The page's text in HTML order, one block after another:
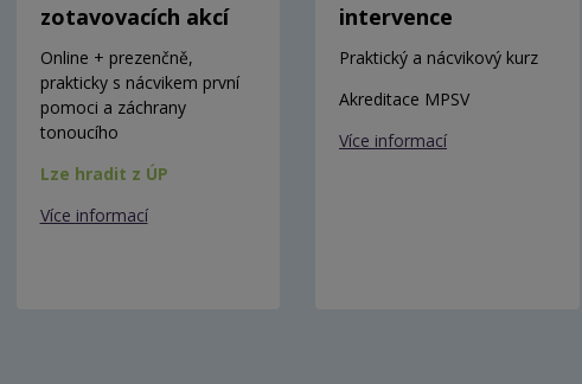
zotavovacích akcí
Online + prezenčně,
prakticky s nácvikem první
pomoci a záchrany
tonoucího
Lze hradit z ÚP
Více informací
intervence
Praktický a nácvikový kurz
Akreditace MPSV
Více informací